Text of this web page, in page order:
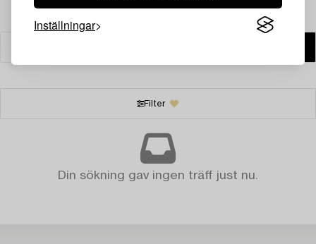
Inställningar
Filter
Din sökning gav ingen träff just nu.